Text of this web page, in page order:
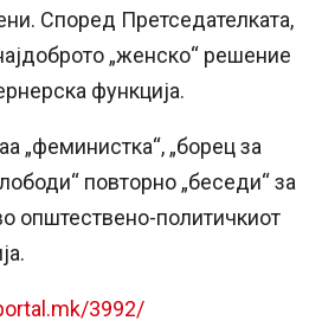
Според Претседателката,
„женско“ решение
функција.
„феминистка“, „борец за
повторно „беседи“ за
општествено-политичкиот
3992/